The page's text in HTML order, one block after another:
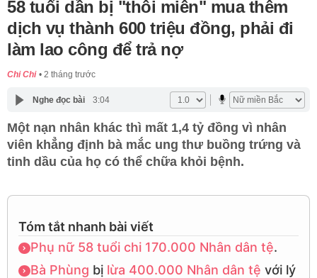
58 tuổi dần bị "thôi miên" mua thêm
dịch vụ thành 600 triệu đồng, phải đi
làm lao công để trả nợ
Chi Chi 2 tháng trước
Nghe đọc bài 3:04
Một nạn nhân khác thì mất 1,4 tỷ đồng vì nhân
viên khẳng định bà mắc ung thư buồng trứng và
tinh dầu của họ có thể chữa khỏi bệnh.
Tóm tắt nhanh bài viết
Phụ nữ 58 tuổi chi 170.000 Nhân dân tệ.
Bà Phùng bị lừa 400.000 Nhân dân tệ với lý